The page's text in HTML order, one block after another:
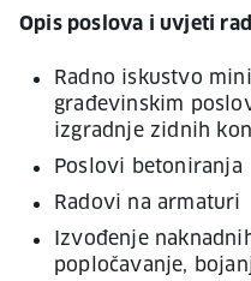
Opis poslova i uvjeti
Radno iskustvo
građevinskim
izgradnje zidnih
Poslovi betoniranja
Radovi na armaturi
Izvođenje
popločavanje,